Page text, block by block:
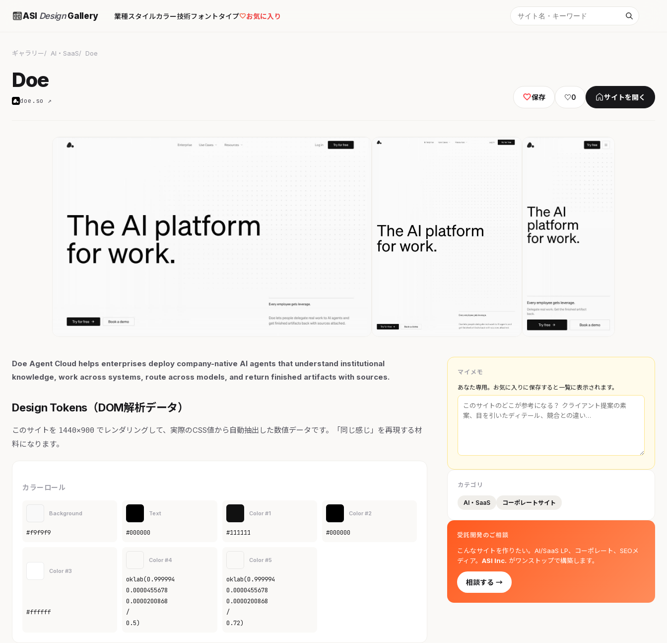
ASI DesignGallery 業種スタイルカラー技術フォントタイプ お気に入り
ギャラリー AI・SaaS Doe
Doe
doe.so ↗ 保存 ♡0 サイトを開く
Doe Agent Cloud helps enterprises deploy company-native AI agents that understand institutional
knowledge, work across systems, route across models, and return finished artifacts with sources.
Design Tokens（DOM解析データ）
このサイトを 1440×900 でレンダリングして、実際のCSS値から自動抽出した数値データです。「同じ感じ」を再現する材
料になります。
カラーロール
Background
#f9f9f9
Text
#000000
Color #1
#111111
Color #2
#000000
Color #3
#ffffff
Color #4
oklab(0.999994
0.0000455678
0.0000200868
/
0.5)
Color #5
oklab(0.999994
0.0000455678
0.0000200868
/
0.72)
マイメモ
あなた専用。お気に入りに保存すると一覧に表示されます。
カテゴリ
AI・SaaS コーポレートサイト
受託開発のご相談
こんなサイトを作りたい。AI/SaaS LP、コーポレート、SEOメ
ディア。ASI Inc. がワンストップで構築します。
相談する →